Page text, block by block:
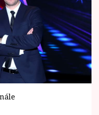
Vary